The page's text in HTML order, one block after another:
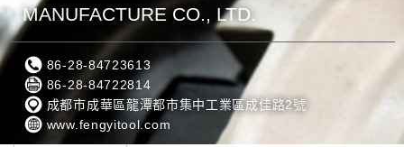
MANUFACTURE CO., LTD.
86-28-84723613
86-28-84722814
成都市成華區龍潭都市集中工業區成佳路2號
www.fengyitool.com